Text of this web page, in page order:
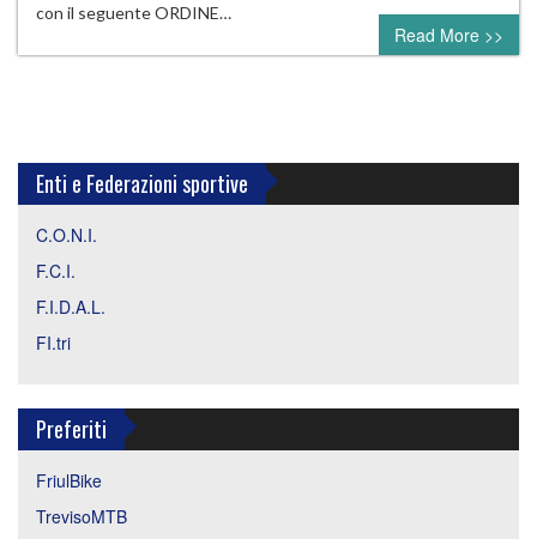
con il seguente ORDINE…
Read More >>
Enti e Federazioni sportive
C.O.N.I.
F.C.I.
F.I.D.A.L.
FI.tri
Preferiti
FriulBike
TrevisoMTB